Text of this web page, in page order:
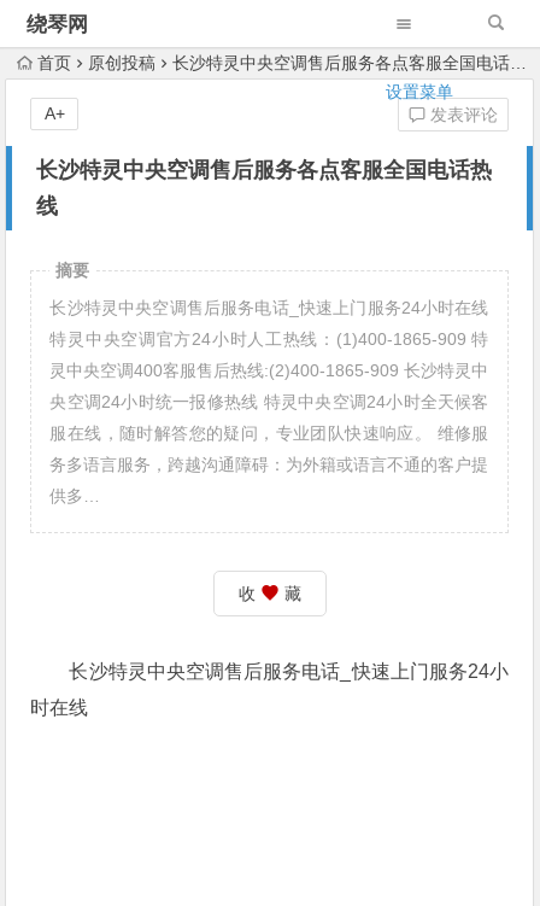
绕琴网
设置菜单
首页 原创投稿 长沙特灵中央空调售后服务各点客服全国电话热线
长沙特灵中央空调售后服务各点客服全国电话热
线
发表评论
A+
摘要
长沙特灵中央空调售后服务电话_快速上门服务24小时在线
特灵中央空调官方24小时人工热线：(1)400-1865-909 特
灵中央空调400客服售后热线:(2)400-1865-909 长沙特灵中
央空调24小时统一报修热线 特灵中央空调24小时全天候客
服在线，随时解答您的疑问，专业团队快速响应。 维修服
务多语言服务，跨越沟通障碍：为外籍或语言不通的客户提
供多…
收 藏
长沙特灵中央空调售后服务电话_快速上门服务24小
时在线